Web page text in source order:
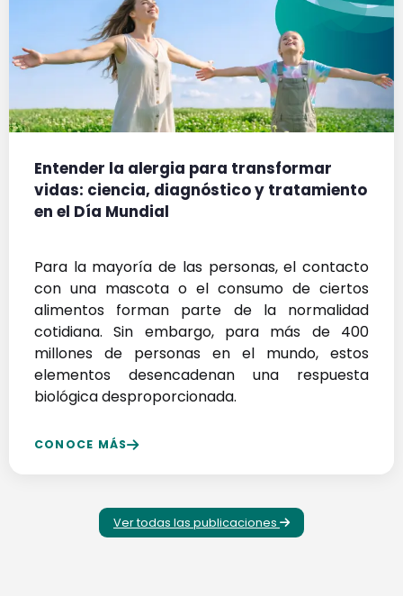
Entender la alergia para transformar
vidas: ciencia, diagnóstico y tratamiento
en el Día Mundial
Para la mayoría de las personas, el contacto
con una mascota o el consumo de ciertos
alimentos forman parte de la normalidad
cotidiana. Sin embargo, para más de 400
millones de personas en el mundo, estos
elementos desencadenan una respuesta
biológica desproporcionada.
CONOCE MÁS
Ver todas las publicaciones